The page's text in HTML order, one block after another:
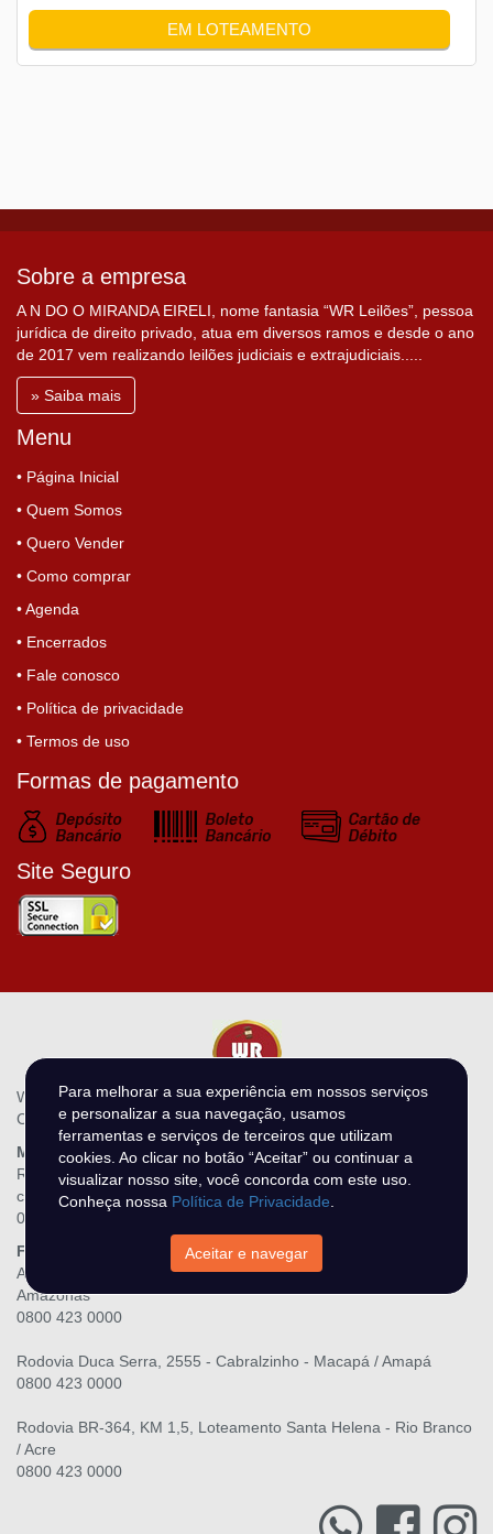
EM LOTEAMENTO
Sobre a empresa
A N DO O MIRANDA EIRELI, nome fantasia “WR Leilões”, pessoa
jurídica de direito privado, atua em diversos ramos e desde o ano
de 2017 vem realizando leilões judiciais e extrajudiciais.....
» Saiba mais
Menu
• Página Inicial
• Quem Somos
• Quero Vender
• Como comprar
• Agenda
• Encerrados
• Fale conosco
• Política de privacidade
• Termos de uso
Formas de pagamento
Site Seguro
WR Leilões - N DO O MIRANDA LTDA
CNPJ.: 28.216.867/0001-06
Matriz
Rua Três Maria, 139, Raiar do Sol - Boa Vista / Roraima
contato@wrleiloes.com.br
0800 423 0000
Filiais
Av. Senador Raimundo Parente, lote 45, Alvorada - Manaus /
Amazonas
0800 423 0000
Rodovia Duca Serra, 2555 - Cabralzinho - Macapá / Amapá
0800 423 0000
Rodovia BR-364, KM 1,5, Loteamento Santa Helena - Rio Branco
/ Acre
0800 423 0000
Para melhorar a sua experiência em nossos serviços
e personalizar a sua navegação, usamos
ferramentas e serviços de terceiros que utilizam
cookies. Ao clicar no botão “Aceitar” ou continuar a
visualizar nosso site, você concorda com este uso.
Conheça nossa Política de Privacidade
Aceitar e navegar